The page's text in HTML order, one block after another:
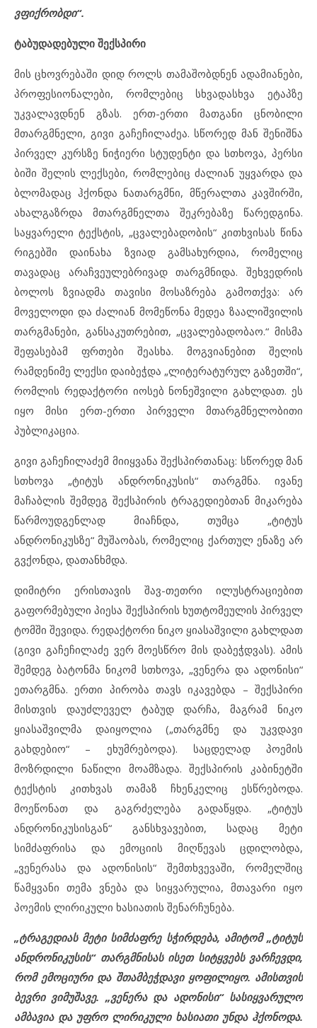
ვფიქრობდი“.
ტაბუდადებული შექსპირი
მის ცხოვრებაში დიდ როლს თამაშობდნენ ადამიანები,
პროფესიონალები, რომლებიც სხვადასხვა ეტაპზე
უკვალავდნენ გზას. ერთ-ერთი მათგანი ცნობილი
მთარგმნელი, გივი გაჩეჩილაძეა. სწორედ მან შენიშნა
პირველ კურსზე ნიჭიერი სტუდენტი და სთხოვა, პერსი
ბიში შელის ლექსები, რომლებიც ძალიან უყვარდა და
ბლომადაც ჰქონდა ნათარგმნი, მწერალთა კავშირში,
ახალგაზრდა მთარგმნელთა შეკრებაზე წარედგინა.
საყვარელი ტექსტის, „ცვალებადობის“ კითხვისას წინა
რიგებში დაინახა ზვიად გამსახურდია, რომელიც
თავადაც არაჩვეულებრივად თარგმნიდა. შეხვედრის
ბოლოს ზვიადმა თავისი მოსაზრება გამოთქვა: არ
მოველოდი და ძალიან მომეწონა მედეა ზაალიშვილის
თარგმანები, განსაკუთრებით, „ცვალებადობაო.“ მისმა
შეფასებამ ფრთები შეასხა. მოგვიანებით შელის
რამდენიმე ლექსი დაიბეჭდა „ლიტერატურულ გაზეთში“,
რომლის რედაქტორი იოსებ ნონეშვილი გახლდათ. ეს
იყო მისი ერთ-ერთი პირველი მთარგმნელობითი
პუბლიკაცია.
გივი გაჩეჩილაძემ მიიყვანა შექსპირთანაც: სწორედ მან
სთხოვა „ტიტუს ანდრონიკუსის“ თარგმნა. ივანე
მაჩაბლის შემდეგ შექსპირის ტრაგედიებთან მიკარება
წარმოუდგენლად მიაჩნდა, თუმცა „ტიტუს
ანდრონიკუსზე“ მუშაობას, რომელიც ქართულ ენაზე არ
გვქონდა, დათანხმდა.
დიმიტრი ერისთავის შავ-თეთრი ილუსტრაციებით
გაფორმებული პიესა შექსპირის ხუთტომეულის პირველ
ტომში შევიდა. რედაქტორი ნიკო ყიასაშვილი გახლდათ
(გივი გაჩეჩილაძე ვერ მოესწრო მის დაბეჭდვას). ამის
შემდეგ ბატონმა ნიკომ სთხოვა, „ვენერა და ადონისი“
ეთარგმნა. ერთი პირობა თავს იკავებდა – შექსპირი
მისთვის დაუძლეველ ტაბუდ დარჩა, მაგრამ ნიკო
ყიასაშვილმა დაიყოლია („თარგმნე და უკვდავი
გახდებიო“ – ეხუმრებოდა). საცდელად პოემის
მოზრდილი ნაწილი მოამზადა. შექსპირის კაბინეტში
ტექსტის კითხვას თამაზ ჩხენკელიც ესწრებოდა.
მოეწონათ და გაგრძელება გადაწყდა. „ტიტუს
ანდრონიკუსისგან“ განსხვავებით, სადაც მეტი
სიმძაფრისა და ემოციის მიღწევას ცდილობდა,
„ვენერასა და ადონისის“ შემთხვევაში, რომელშიც
წამყვანი თემა ვნება და სიყვარულია, მთავარი იყო
პოემის ლირიკული ხასიათის შენარჩუნება.
„ტრაგედიას მეტი სიმძაფრე სჭირდება, ამიტომ „ტიტუს
ანდრონიკუსის“ თარგმნისას ისეთ სიტყვებს ვარჩევდი,
რომ ემოციური და შთამბეჭდავი ყოფილიყო. ამისთვის
ბევრი ვიმუშავე. „ვენერა და ადონისი“ სასიყვარულო
ამბავია და უფრო ლირიკული ხასიათი უნდა ჰქონოდა.